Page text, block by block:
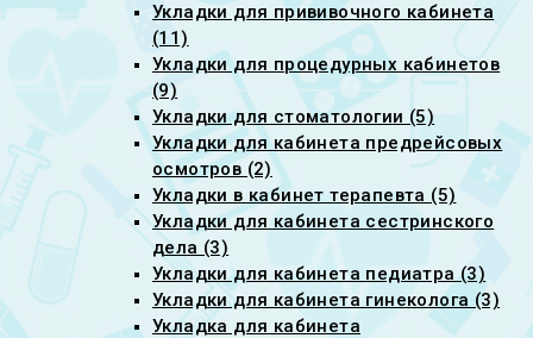
Укладки для прививочного кабинета
(11)
Укладки для процедурных кабинетов
(9)
Укладки для стоматологии (5)
Укладки для кабинета предрейсовых
осмотров (2)
Укладки в кабинет терапевта (5)
Укладки для кабинета сестринского
дела (3)
Укладки для кабинета педиатра (3)
Укладки для кабинета гинеколога (3)
Укладка для кабинета